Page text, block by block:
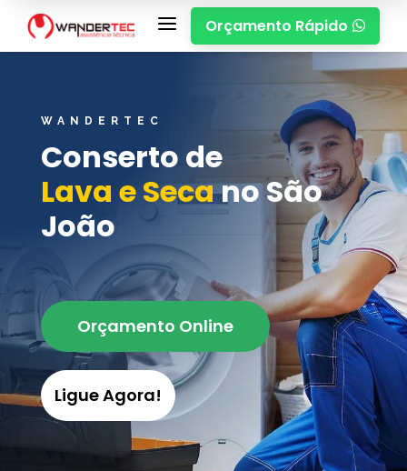
a Orçamento Rápido 
WANDERTEC
Conserto de
Lava e Secano São
João
Orçamento Online
Ligue Agora!